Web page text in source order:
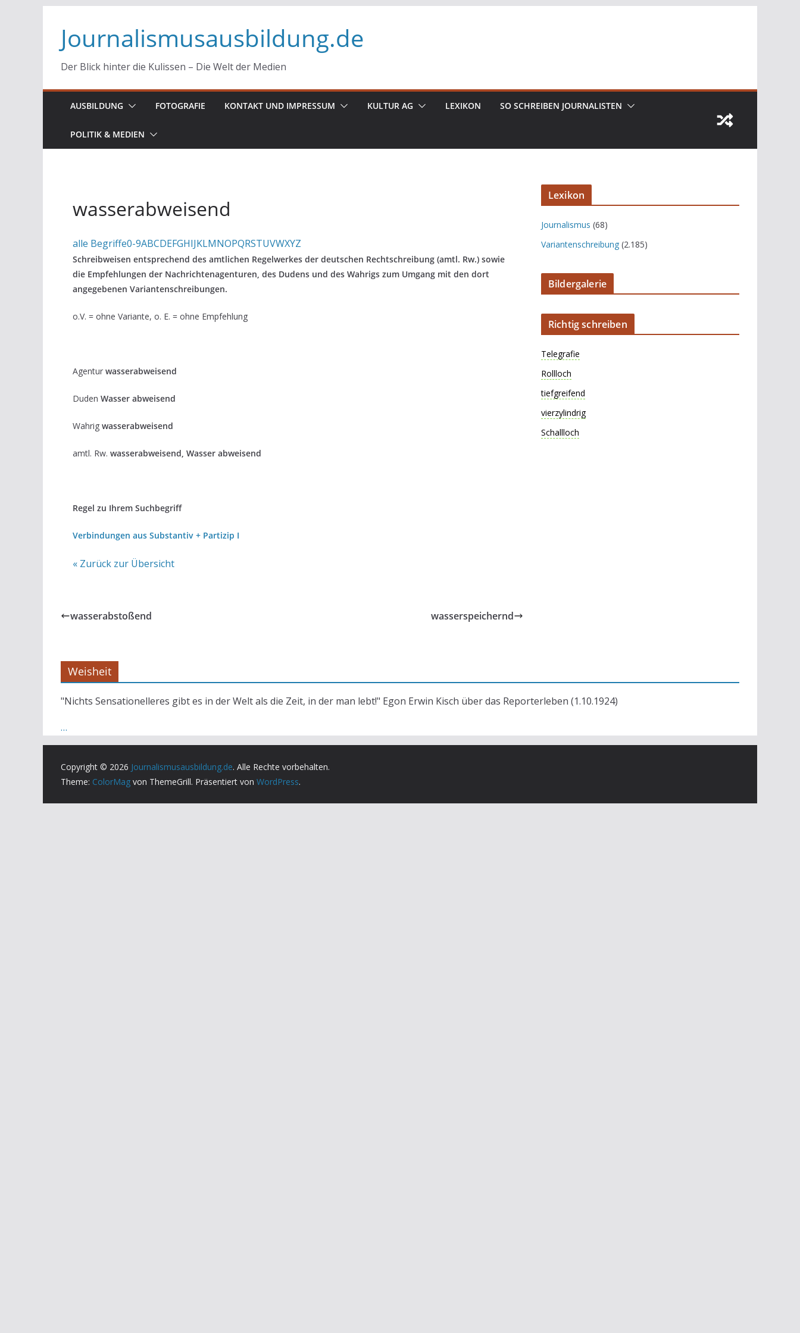
Inhalt
springen
Journalismusausbildung.de
Der Blick hinter die Kulissen – Die Welt der Medien
AUSBILDUNG FOTOGRAFIE KONTAKT UND IMPRESSUM KULTUR AG LEXIKON SO SCHREIBEN JOURNALISTEN
POLITIK & MEDIEN
wasserabweisend
alle Begriffe0-9ABCDEFGHIJKLMNOPQRSTUVWXYZ
Schreibweisen entsprechend des amtlichen Regelwerkes der deutschen Rechtschreibung (amtl. Rw.) sowie
die Empfehlungen der Nachrichtenagenturen, des Dudens und des Wahrigs zum Umgang mit den dort
angegebenen Variantenschreibungen.
o.V. = ohne Variante, o. E. = ohne Empfehlung
Agentur wasserabweisend
Duden Wasser abweisend
Wahrig wasserabweisend
amtl. Rw. wasserabweisend, Wasser abweisend
Regel zu Ihrem Suchbegriff
Verbindungen aus Substantiv + Partizip I
« Zurück zur Übersicht
wasserabstoßend wasserspeichernd
Lexikon
Journalismus (68)
Variantenschreibung (2.185)
Bildergalerie
Richtig schreiben
Telegrafie
Rollloch
tiefgreifend
vierzylindrig
Schallloch
Weisheit
"Nichts Sensationelleres gibt es in der Welt als die Zeit, in der man lebt!" Egon Erwin Kisch über das Reporterleben (1.10.1924)
…
Copyright © 2026 Journalismusausbildung.de. Alle Rechte vorbehalten.
Theme: ColorMag von ThemeGrill. Präsentiert von WordPress.